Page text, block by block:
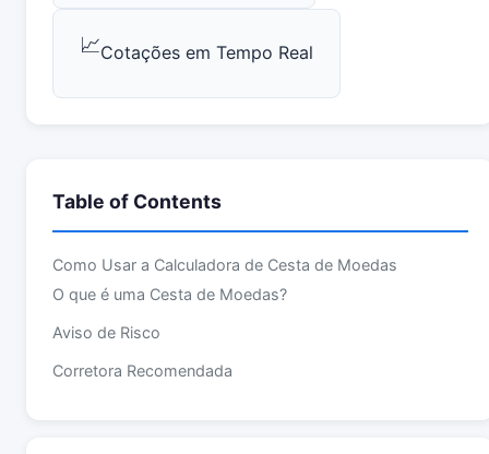
📈Cotações em Tempo Real
Table of Contents
Como Usar a Calculadora de Cesta de Moedas
O que é uma Cesta de Moedas?
Aviso de Risco
Corretora Recomendada